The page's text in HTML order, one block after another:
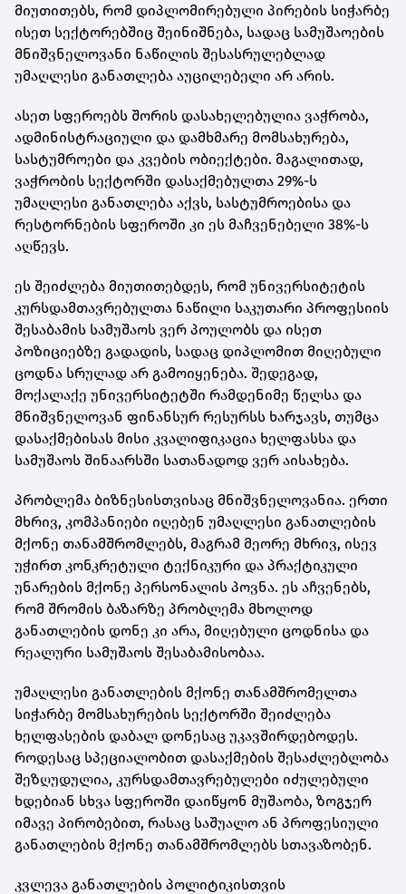
მიუთითებს, რომ დიპლომირებული პირების სიჭარბე
ისეთ სექტორებშიც შეინიშნება, სადაც სამუშაოების
მნიშვნელოვანი ნაწილის შესასრულებლად
უმაღლესი განათლება აუცილებელი არ არის.
ასეთ სფეროებს შორის დასახელებულია ვაჭრობა,
ადმინისტრაციული და დამხმარე მომსახურება,
სასტუმროები და კვების ობიექტები. მაგალითად,
ვაჭრობის სექტორში დასაქმებულთა 29%-ს
უმაღლესი განათლება აქვს, სასტუმროებისა და
რესტორნების სფეროში კი ეს მაჩვენებელი 38%-ს
აღწევს.
ეს შეიძლება მიუთითებდეს, რომ უნივერსიტეტის
კურსდამთავრებულთა ნაწილი საკუთარი პროფესიის
შესაბამის სამუშაოს ვერ პოულობს და ისეთ
პოზიციებზე გადადის, სადაც დიპლომით მიღებული
ცოდნა სრულად არ გამოიყენება. შედეგად,
მოქალაქე უნივერსიტეტში რამდენიმე წელსა და
მნიშვნელოვან ფინანსურ რესურსს ხარჯავს, თუმცა
დასაქმებისას მისი კვალიფიკაცია ხელფასსა და
სამუშაოს შინაარსში სათანადოდ ვერ აისახება.
პრობლემა ბიზნესისთვისაც მნიშვნელოვანია. ერთი
მხრივ, კომპანიები იღებენ უმაღლესი განათლების
მქონე თანამშრომლებს, მაგრამ მეორე მხრივ, ისევ
უჭირთ კონკრეტული ტექნიკური და პრაქტიკული
უნარების მქონე პერსონალის პოვნა. ეს აჩვენებს,
რომ შრომის ბაზარზე პრობლემა მხოლოდ
განათლების დონე კი არა, მიღებული ცოდნისა და
რეალური სამუშაოს შესაბამისობაა.
უმაღლესი განათლების მქონე თანამშრომელთა
სიჭარბე მომსახურების სექტორში შეიძლება
ხელფასების დაბალ დონესაც უკავშირდებოდეს.
როდესაც სპეციალობით დასაქმების შესაძლებლობა
შეზღუდულია, კურსდამთავრებულები იძულებული
ხდებიან სხვა სფეროში დაიწყონ მუშაობა, ზოგჯერ
იმავე პირობებით, რასაც საშუალო ან პროფესიული
განათლების მქონე თანამშრომლებს სთავაზობენ.
კვლევა განათლების პოლიტიკისთვის